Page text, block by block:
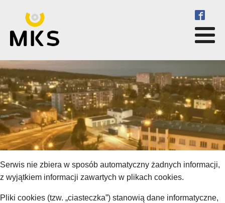
Serwis nie zbiera w sposób automatyczny żadnych informacji,
z wyjątkiem informacji zawartych w plikach cookies.
Pliki cookies (tzw. „ciasteczka”) stanowią dane informatyczne,